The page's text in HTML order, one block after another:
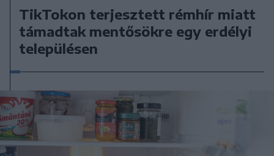
TikTokon terjesztett rémhír miatt
támadtak mentősökre egy erdélyi
településen